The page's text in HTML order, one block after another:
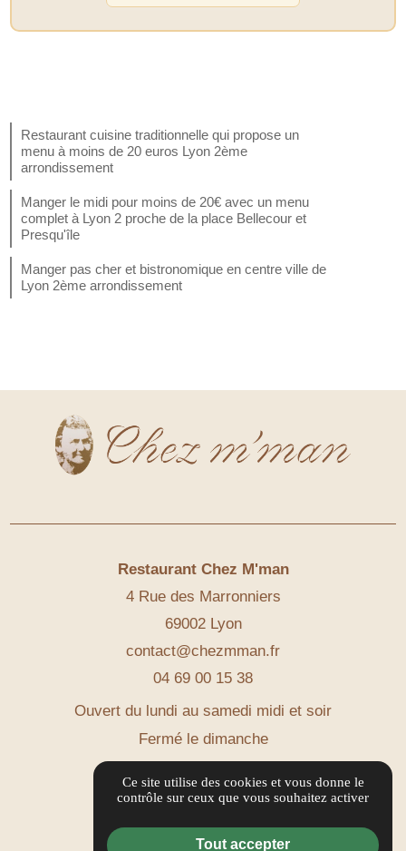
Restaurant cuisine traditionnelle qui propose un
menu à moins de 20 euros Lyon 2ème
arrondissement
Manger le midi pour moins de 20€ avec un menu
complet à Lyon 2 proche de la place Bellecour et
Presqu'île
Manger pas cher et bistronomique en centre ville de
Lyon 2ème arrondissement
Restaurant Chez M'man
4 Rue des Marronniers
69002 Lyon
contact@chezmman.fr
04 69 00 15 38
Ouvert du lundi au samedi midi et soir
Fermé le dimanche
Itinéraire
Informations complémentaires
Ce site utilise des cookies et vous donne le
contrôle sur ceux que vous souhaitez activer
Tout accepter